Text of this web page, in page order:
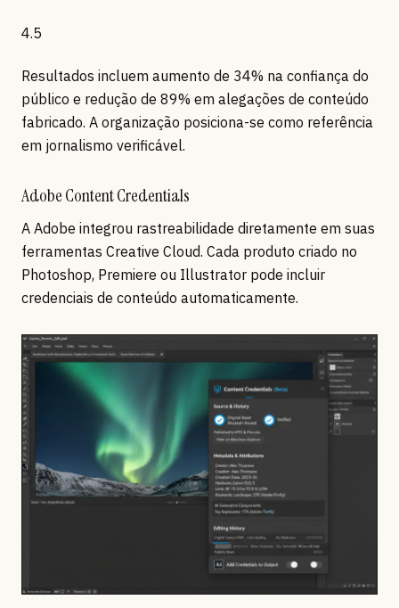
4.5
Resultados incluem aumento de 34% na confiança do
público e redução de 89% em alegações de conteúdo
fabricado. A organização posiciona-se como referência
em jornalismo verificável.
Adobe Content Credentials
A Adobe integrou rastreabilidade diretamente em suas
ferramentas Creative Cloud. Cada produto criado no
Photoshop, Premiere ou Illustrator pode incluir
credenciais de conteúdo automaticamente.